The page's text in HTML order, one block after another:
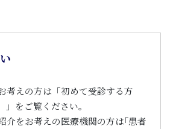
考えの方は「初めて受診する方
」をご覧ください。
介をお考えの医療機関の方は｢患者